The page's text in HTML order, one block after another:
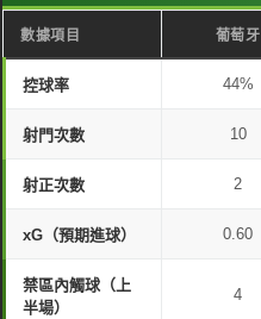
數據項目 葡萄牙
控球率 44%
射門次數 10
射正次數 2
xG（預期進球） 0.60
禁區內觸球（上
半場）
4